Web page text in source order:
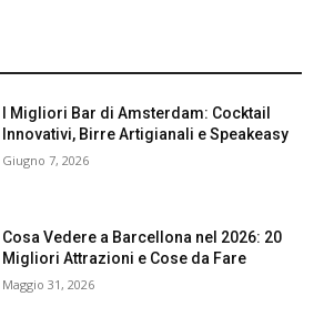
I Migliori Bar di Amsterdam: Cocktail
Innovativi, Birre Artigianali e Speakeasy
Giugno 7, 2026
Cosa Vedere a Barcellona nel 2026: 20
Migliori Attrazioni e Cose da Fare
Maggio 31, 2026